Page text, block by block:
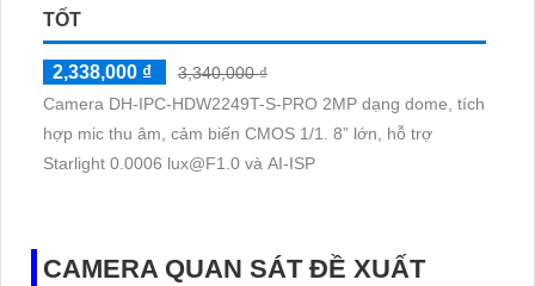
TỐT
2,338,000 ₫
3,340,000 ₫
Camera DH-IPC-HDW2249T-S-PRO 2MP dạng dome, tích
hợp mic thu âm, cảm biến CMOS 1/1. 8” lớn, hỗ trợ
Starlight 0.0006 lux@F1.0 và AI-ISP
CAMERA QUAN SÁT ĐỀ XUẤT